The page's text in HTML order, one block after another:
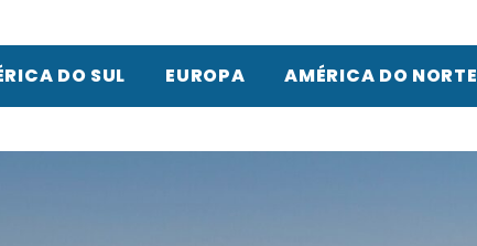
DO SUL EUROPA AMÉRICA DO NORTE